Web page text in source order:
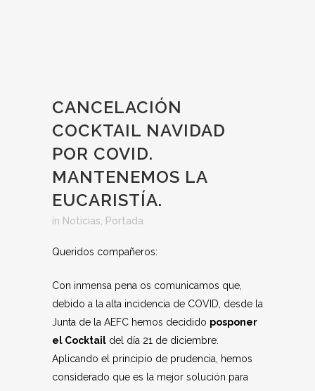
CANCELACIÓN
COCKTAIL NAVIDAD
POR COVID.
MANTENEMOS LA
EUCARISTÍA.
in Noticias Portada
Queridos compañeros:
Con inmensa pena os comunicamos que,
debido a la alta incidencia de COVID, desde la
Junta de la AEFC hemos decidido posponer
el Cocktail del día 21 de diciembre.
Aplicando el principio de prudencia, hemos
considerado que es la mejor solución para